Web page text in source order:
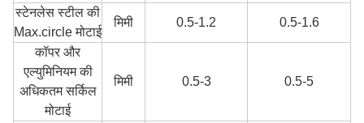
स्टेनलेस स्टील की
Max.circle मोटाई
मिमी 0.5-1.2 0.5-1.6
कॉपर और
एल्युमिनियम की
अधिकतम सर्किल
मोटाई
मिमी 0.5-3 0.5-5